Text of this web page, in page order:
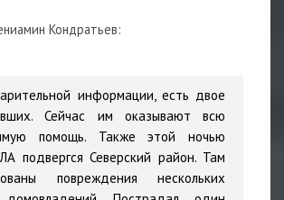
Кондратьев:
информации, есть двое
Сейчас им оказывают всю
помощь. Также этой ночью
подвергся Северский район. Там
повреждения нескольких